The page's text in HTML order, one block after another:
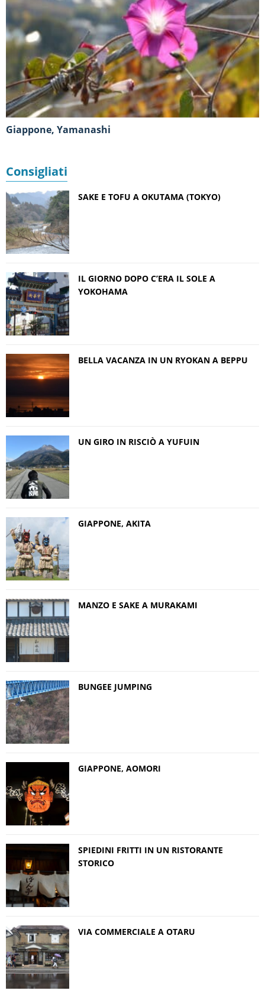
Giappone, Yamanashi
Consigliati
SAKE E TOFU A OKUTAMA (TOKYO)
IL GIORNO DOPO C’ERA IL SOLE A
YOKOHAMA
BELLA VACANZA IN UN RYOKAN A BEPPU
UN GIRO IN RISCIÒ A YUFUIN
GIAPPONE, AKITA
MANZO E SAKE A MURAKAMI
BUNGEE JUMPING
GIAPPONE, AOMORI
SPIEDINI FRITTI IN UN RISTORANTE
STORICO
VIA COMMERCIALE A OTARU